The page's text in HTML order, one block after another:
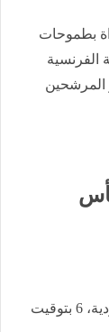
بطموحات
الفرنسية
المرشحين
من كأس
كندا والمغرب، 8 مساءً بتوقيت القاهرة والسعودية، 6 بتوقيت